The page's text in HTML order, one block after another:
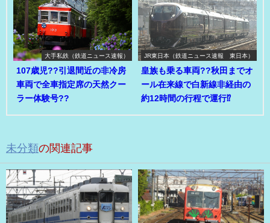
大手私鉄（鉄道ニュース速報）
107歳児??引退間近の非冷房
車両で全車指定席の天然クー
ラー体験号??
JR東日本（鉄道ニュース速報 東日本）
皇族も乗る車両??秋田までオ
ール在来線で白新線非経由の
約12時間の行程で運行⁉
未分類の関連記事